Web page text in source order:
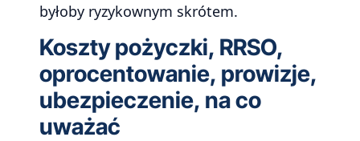
byłoby ryzykownym skrótem.
Koszty pożyczki, RRSO,
oprocentowanie, prowizje,
ubezpieczenie, na co
uważać